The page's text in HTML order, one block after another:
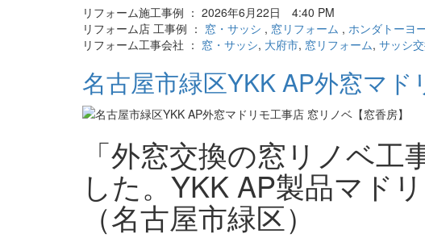
リフォーム施工事例 ： 2026年6月22日 4:40 PM
リフォーム店 工事例 ： 窓・サッシ , 窓リフォーム , ホンダトーヨ
リフォーム工事会社 ： 窓・サッシ, 大府市, 窓リフォーム, サッシ
名古屋市緑区YKK AP外窓マド
「外窓交換の窓リノベ工
した。YKK AP製品マド
（名古屋市緑区）